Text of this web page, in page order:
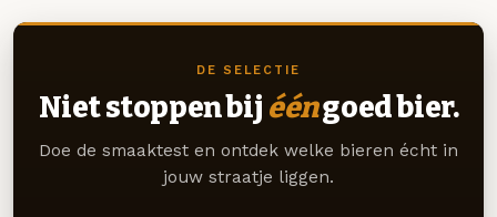
DE SELECTIE
Niet stoppen bij ééngoed bier.
Doe de smaaktest en ontdek welke bieren écht in
jouw straatje liggen.